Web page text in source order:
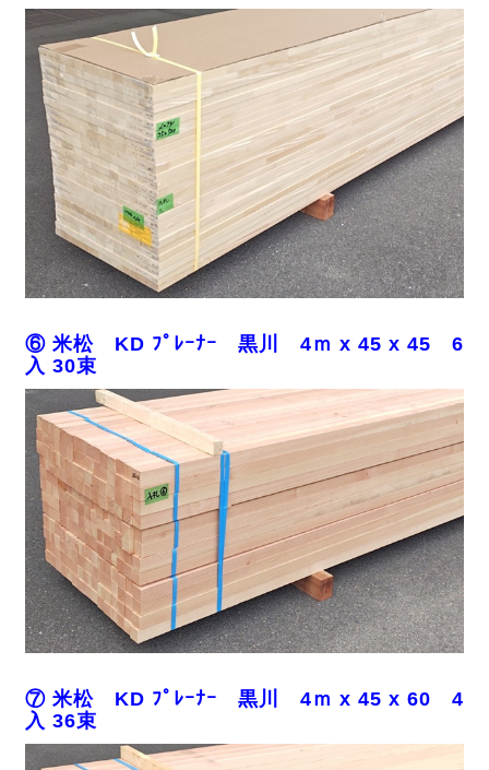
⑥ 米松 KD ﾌﾟﾚｰﾅｰ 黒川 4ｍ x 45 x 45 6
入 30束
⑦ 米松 KD ﾌﾟﾚｰﾅｰ 黒川 4ｍ x 45 x 60 4
入 36束